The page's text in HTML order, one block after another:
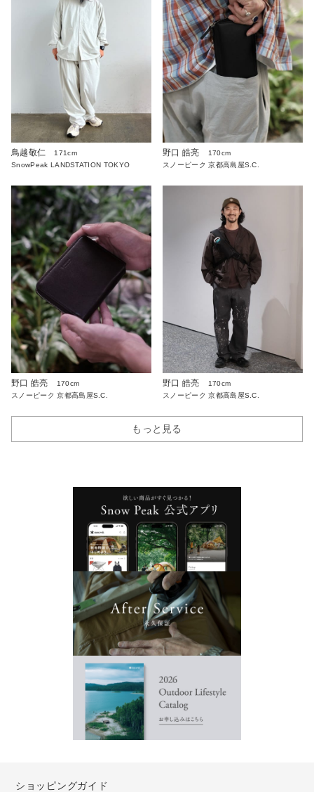
鳥越敬仁
171cm
SnowPeak LANDSTATION TOKYO
野口 皓亮
170cm
スノーピーク 京都高島屋S.C.
野口 皓亮
170cm
スノーピーク 京都高島屋S.C.
野口 皓亮
170cm
スノーピーク 京都高島屋S.C.
もっと見る
ショッピングガイド